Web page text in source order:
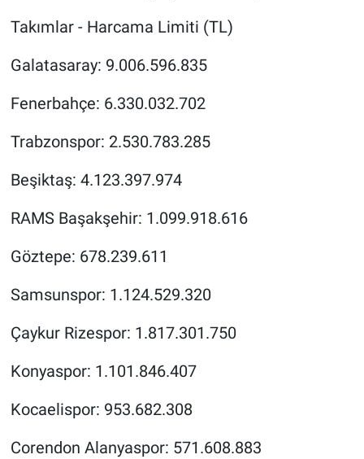
Takımlar - Harcama Limiti (TL)
Galatasaray: 9.006.596.835
Fenerbahçe: 6.330.032.702
Trabzonspor: 2.530.783.285
Beşiktaş: 4.123.397.974
RAMS Başakşehir: 1.099.918.616
Göztepe: 678.239.611
Samsunspor: 1.124.529.320
Çaykur Rizespor: 1.817.301.750
Konyaspor: 1.101.846.407
Kocaelispor: 953.682.308
Corendon Alanyaspor: 571.608.883